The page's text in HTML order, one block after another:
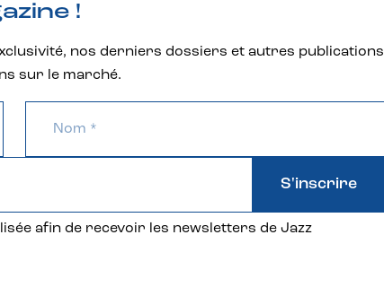
!
nos derniers dossiers et autres publications
sur le marché.
afin de recevoir les newsletters de Jazz
S'inscrire